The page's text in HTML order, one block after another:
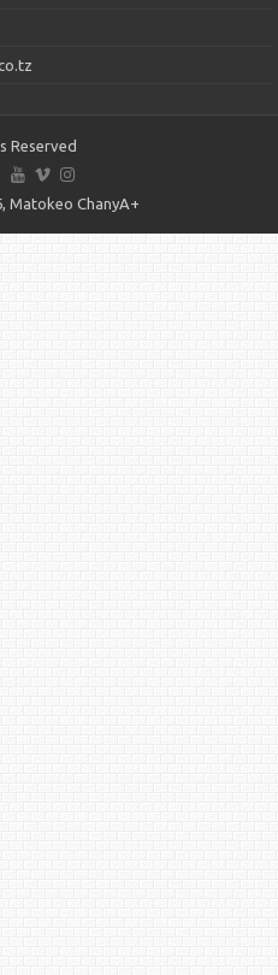
Reserved
Matokeo ChanyA+